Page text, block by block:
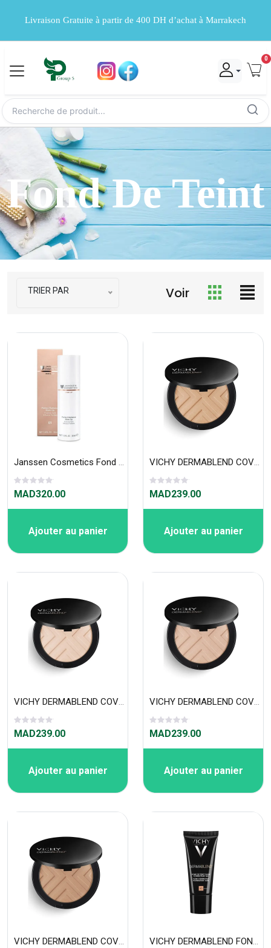
Livraison Gratuite à partir de 400 DH d’achat à Marrakech
0
Fond De Teint
TRIER PAR Voir
Janssen Cosmetics Fond de Teint Diffusion Parfaite 01 30ml
MAD320.00
Ajouter au panier
VICHY DERMABLEND COVERMATTE FOND DE TEINT POUDRE COMPACTE 12H SAND 35
MAD239.00
Ajouter au panier
VICHY DERMABLEND COVERMATTE FOND DE TEINT POUDRE COMPACTE 12H OPAL 15
MAD239.00
Ajouter au panier
VICHY DERMABLEND COVERMATTE FOND DE TEINT POUDRE COMPACTE 12H NUDE 25
MAD239.00
Ajouter au panier
VICHY DERMABLEND COVERMATTE FOND DE TEINT POUDRE COMPACTE 12H GOLD 45 VICHY DERMABLEND FOND DE TEINT CORRECTEUR ( 30 ML) 45 Gold